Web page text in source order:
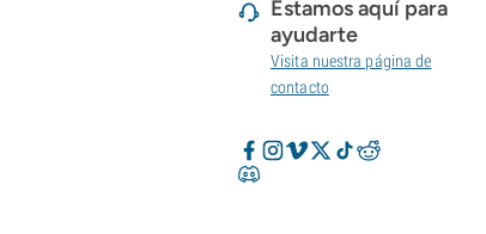
Estamos aquí para
ayudarte
Visita nuestra página de
contacto